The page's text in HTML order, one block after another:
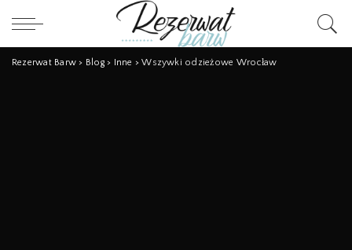
Rezerwat Barw > Blog> Inne >Wszywki odzieżowe Wrocław